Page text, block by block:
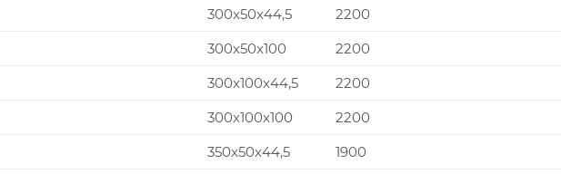
300x50x44,5
2200
300x50x100
2200
300x100x44,5
2200
300x100x100
2200
350x50x44,5
1900